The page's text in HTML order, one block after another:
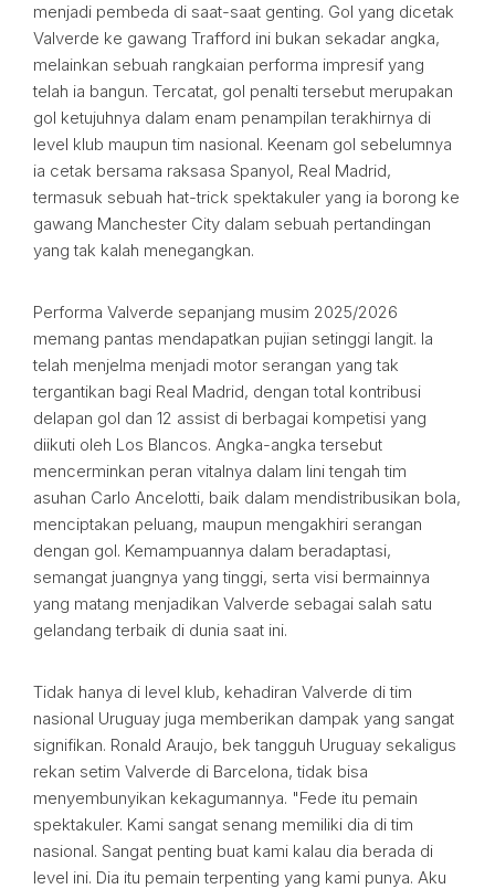
menjadi pembeda di saat-saat genting. Gol yang dicetak
Valverde ke gawang Trafford ini bukan sekadar angka,
melainkan sebuah rangkaian performa impresif yang
telah ia bangun. Tercatat, gol penalti tersebut merupakan
gol ketujuhnya dalam enam penampilan terakhirnya di
level klub maupun tim nasional. Keenam gol sebelumnya
ia cetak bersama raksasa Spanyol, Real Madrid,
termasuk sebuah hat-trick spektakuler yang ia borong ke
gawang Manchester City dalam sebuah pertandingan
yang tak kalah menegangkan.
Performa Valverde sepanjang musim 2025/2026
memang pantas mendapatkan pujian setinggi langit. Ia
telah menjelma menjadi motor serangan yang tak
tergantikan bagi Real Madrid, dengan total kontribusi
delapan gol dan 12 assist di berbagai kompetisi yang
diikuti oleh Los Blancos. Angka-angka tersebut
mencerminkan peran vitalnya dalam lini tengah tim
asuhan Carlo Ancelotti, baik dalam mendistribusikan bola,
menciptakan peluang, maupun mengakhiri serangan
dengan gol. Kemampuannya dalam beradaptasi,
semangat juangnya yang tinggi, serta visi bermainnya
yang matang menjadikan Valverde sebagai salah satu
gelandang terbaik di dunia saat ini.
Tidak hanya di level klub, kehadiran Valverde di tim
nasional Uruguay juga memberikan dampak yang sangat
signifikan. Ronald Araujo, bek tangguh Uruguay sekaligus
rekan setim Valverde di Barcelona, tidak bisa
menyembunyikan kekagumannya. "Fede itu pemain
spektakuler. Kami sangat senang memiliki dia di tim
nasional. Sangat penting buat kami kalau dia berada di
level ini. Dia itu pemain terpenting yang kami punya. Aku